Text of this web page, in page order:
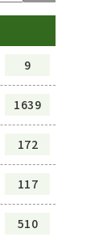
9
1639
172
117
510